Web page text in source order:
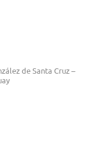
de Santa Cruz –